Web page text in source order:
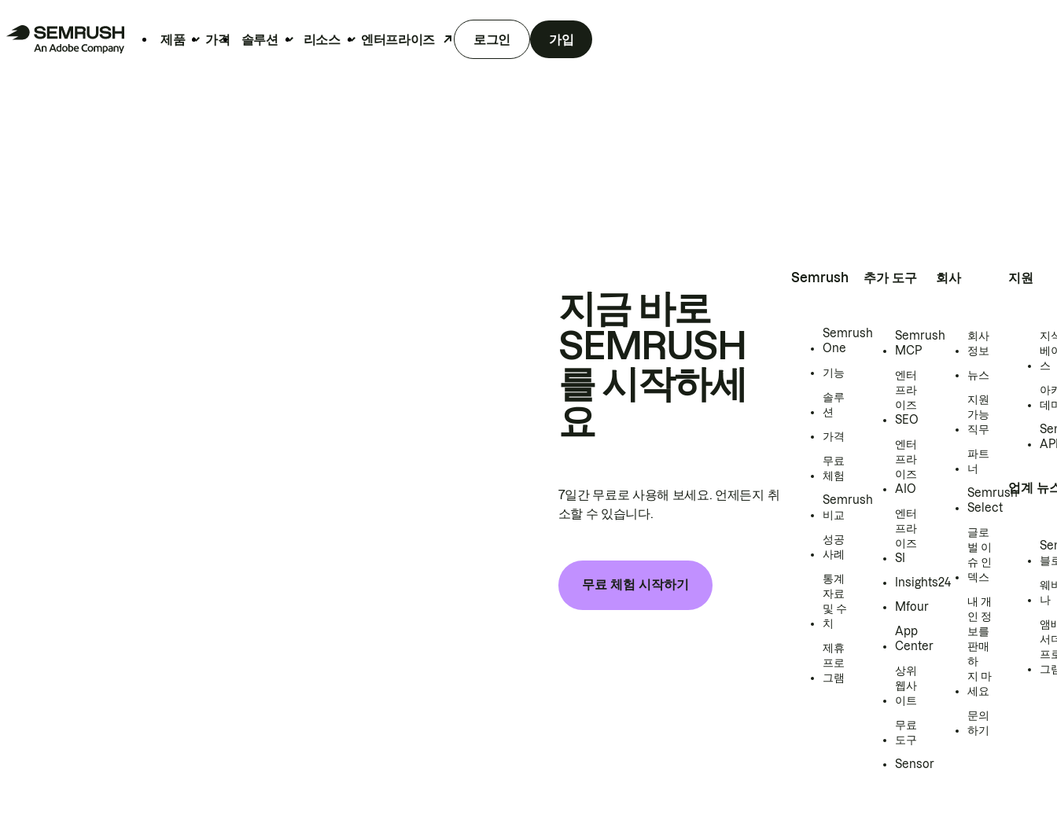
제품 가격 솔루션 리소스 엔터프라이즈 로그인 가입
지금 바로
SEMRUSH
를 시작하세
요
7일간 무료로 사용해 보세요. 언제든지 취
소할 수 있습니다.
무료 체험 시작하기
Semrush
Semrush
One
기능
솔루
션
가격
무료
체험
Semrush
비교
성공
사례
통계
자료
및 수
치
제휴
프로
그램
추가 도구
Semrush
MCP
엔터
프라
이즈
SEO
엔터
프라
이즈
AIO
엔터
프라
이즈
SI
Insights24
Mfour
App
Center
상위
웹사
이트
무료
도구
Sensor
회사
회사
정보
뉴스
지원
가능
직무
파트
너
Semrush
Select
글로
벌 이
슈 인
덱스
내 개
인 정
보를
판매
하
지 마
세요
문의
하기
지원
지
베
스
아
데
업계 뉴
블
웨
나
앰
서
프
그